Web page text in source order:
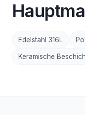
Edelstahl 316L
Keramische